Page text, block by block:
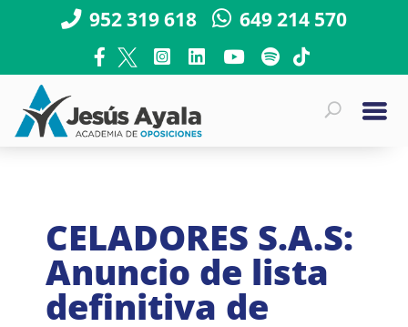
952 319 618 649 214 570
CELADORES S.A.S:
Anuncio de lista
definitiva de